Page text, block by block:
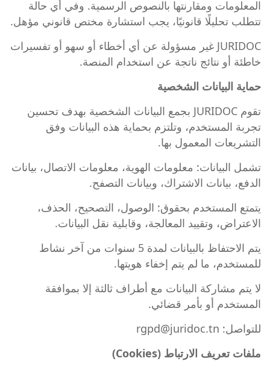
المعلومات ومقارنتها بالنصوص الرسمية. وفي أي حالة
تتطلب تحليلًا قانونيًا، يجب استشارة مختص قانوني مؤهل.
JURIDOC غير مسؤولة عن أي أخطاء أو سهو أو تفسيرات
خاطئة أو نتائج ناتجة عن استخدام المنصة.
حماية البيانات الشخصية
تقوم JURIDOC بجمع البيانات الشخصية بهدف تحسين
تجربة المستخدم، وتلتزم بحماية هذه البيانات وفق
التشريعات المعمول بها.
تشمل البيانات: معلومات الهوية، معلومات الاتصال، بيانات
الدفع، بيانات الاشتراك، وبيانات التصفح.
يتمتع المستخدم بحقوق: الوصول، التصحيح، الحذف،
الاعتراض، وتقييد المعالجة، وقابلية نقل البيانات.
يتم الاحتفاظ بالبيانات لمدة 5 سنوات من آخر نشاط
للمستخدم، ما لم يتم إخفاء هويتها.
لا يتم مشاركة البيانات مع أطراف ثالثة إلا بموافقة
المستخدم أو بأمر قضائي.
للتواصل: rgpd@juridoc.tn
ملفات تعريف الارتباط (Cookies)